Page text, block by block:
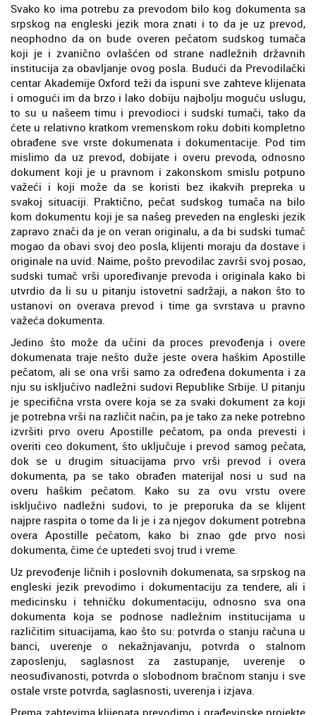
Svako ko ima potrebu za prevodom bilo kog dokumenta sa
srpskog na engleski jezik mora znati i to da je uz prevod,
neophodno da on bude overen pečatom sudskog tumača
koji je i zvanično ovlašćen od strane nadležnih državnih
institucija za obavljanje ovog posla. Budući da Prevodilački
centar Akademije Oxford teži da ispuni sve zahteve klijenata
i omogući im da brzo i lako dobiju najbolju moguću uslugu,
to su u našeem timu i prevodioci i sudski tumači, tako da
ćete u relativno kratkom vremenskom roku dobiti kompletno
obrađene sve vrste dokumenata i dokumentacije. Pod tim
mislimo da uz prevod, dobijate i overu prevoda, odnosno
dokument koji je u pravnom i zakonskom smislu potpuno
važeći i koji može da se koristi bez ikakvih prepreka u
svakoj situaciji. Praktično, pečat sudskog tumača na bilo
kom dokumentu koji je sa našeg preveden na engleski jezik
zapravo znači da je on veran originalu, a da bi sudski tumač
mogao da obavi svoj deo posla, klijenti moraju da dostave i
originale na uvid. Naime, pošto prevodilac završi svoj posao,
sudski tumač vrši upoređivanje prevoda i originala kako bi
utvrdio da li su u pitanju istovetni sadržaji, a nakon što to
ustanovi on overava prevod i time ga svrstava u pravno
važeća dokumenta.
Jedino što može da učini da proces prevođenja i overe
dokumenata traje nešto duže jeste overa haškim Apostille
pečatom, ali se ona vrši samo za određena dokumenta i za
nju su isključivo nadležni sudovi Republike Srbije. U pitanju
je specifična vrsta overe koja se za svaki dokument za koji
je potrebna vrši na različit način, pa je tako za neke potrebno
izvršiti prvo overu Apostille pečatom, pa onda prevesti i
overiti ceo dokument, što uključuje i prevod samog pečata,
dok se u drugim situacijama prvo vrši prevod i overa
dokumenta, pa se tako obrađen materijal nosi u sud na
overu haškim pečatom. Kako su za ovu vrstu overe
isključivo nadležni sudovi, to je preporuka da se klijent
najpre raspita o tome da li je i za njegov dokument potrebna
overa Apostille pečatom, kako bi znao gde prvo nosi
dokumenta, čime će uptedeti svoj trud i vreme.
Uz prevođenje ličnih i poslovnih dokumenata, sa srpskog na
engleski jezik prevodimo i dokumentaciju za tendere, ali i
medicinsku i tehničku dokumentaciju, odnosno sva ona
dokumenta koja se podnose nadležnim institucijama u
različitim situacijama, kao što su: potvrda o stanju računa u
banci, uverenje o nekažnjavanju, potvrda o stalnom
zaposlenju, saglasnost za zastupanje, uverenje o
neosuđivanosti, potvrda o slobodnom bračnom stanju i sve
ostale vrste potvrda, saglasnosti, uverenja i izjava.
Prema zahtevima klijenata prevodimo i građevinske projekte